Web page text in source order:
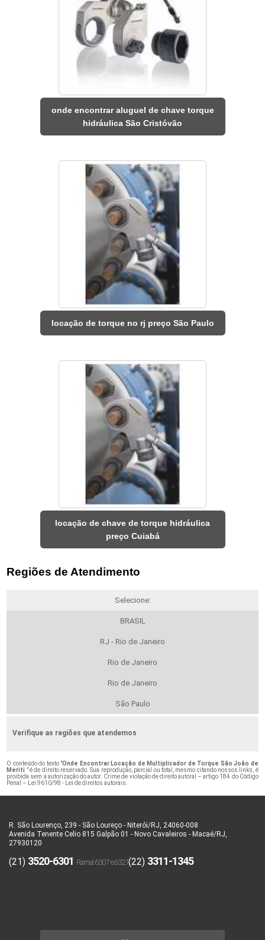
onde encontrar aluguel de chave torque
hidráulica São Cristóvão
locação de torque no rj preço São Paulo
locação de chave de torque hidráulica
preço Cuiabá
Regiões de Atendimento
Selecione:
BRASIL
RJ - Rio de Janeiro
Rio de Janeiro
Rio de Janeiro
São Paulo
Verifique as regiões que atendemos
O conteúdo do texto "Onde Encontrar Locação de Multiplicador de Torque São João de
Meriti " é de direito reservado. Sua reprodução, parcial ou total, mesmo citando nossos links, é
proibida sem a autorização do autor. Crime de violação de direito autoral – artigo 184 do Código
Penal – Lei 9610/98 - Lei de direitos autorais.
R. São Lourenço, 239 - São Loureço - Niterói/RJ, 24060-008
Avenida Tenente Celio 815 Galpão 01 - Novo Cavaleiros - Macaé/RJ,
27930120
(21) 3520-6301 (22) 3311-1345